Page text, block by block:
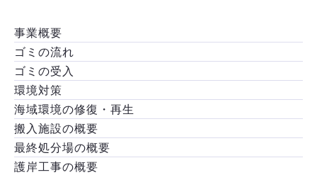
事業概要
ゴミの流れ
ゴミの受入
環境対策
海域環境の修復・再生
搬入施設の概要
最終処分場の概要
護岸工事の概要